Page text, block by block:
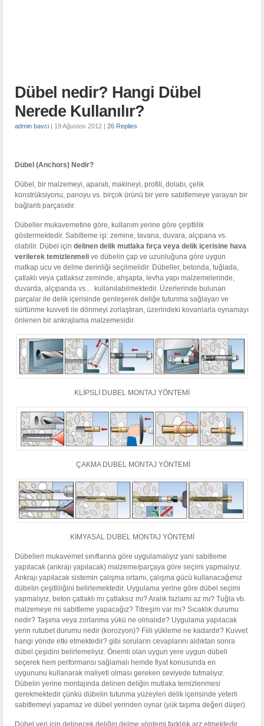
Dübel nedir? Hangi Dübel
Nerede Kullanılır?
admin bavci | 19 Ağustos 2012 |26 Replies
Dübel (Anchors) Nedir?
Dübel, bir malzemeyi, aparatı, makineyi, profili, dolabı, çelik
konstrüksiyonu, panoyu vs. birçok ürünü bir yere sabitlemeye yarayan bir
bağlantı parçasıdır.
Dübeller mukavemetine göre, kullanım yerine göre çeşitlilik
göstermektedir. Sabitleme işi: zemine, tavana, duvara, alçıpana vs.
olabilir. Dübel içindelinen delik mutlaka fırça veya delik içerisine hava
verilerek temizlenmeli ve dübelin çap ve uzunluğuna göre uygun
matkap ucu ve delme derinliği seçilmelidir. Dübeller, betonda, tuğlada,
çatlaklı veya çatlaksız zeminde, ahşapta, levha yapı malzemelerinde,
duvarda, alçıpanda vs… kullanılabilmektedir. Üzerlerinde bulunan
parçalar ile delik içerisinde genleşerek deliğe tutunma sağlayan ve
sürtünme kuvveti ile dönmeyi zorlaştıran, üzerindeki kovanlarla oynamayı
önlenen bir ankrajlama malzemesidir.
KLİPSLİ DUBEL MONTAJ YÖNTEMİ
ÇAKMA DUBEL MONTAJ YÖNTEMİ
KİMYASAL DUBEL MONTAJ YÖNTEMİ
Dübelleri mukavemet sınıflarına göre uygulamalıyız yani sabitleme
yapılacak (ankrajı yapılacak) malzeme/parçaya göre seçimi yapmalıyız.
Ankrajı yapılacak sistemin çalışma ortamı, çalışma gücü kullanacağımız
dübelin çeşitliliğini belirlemektedir. Uygulama yerine göre dübel seçimi
yapmalıyız, beton çatlaklı mı çatlaksız mı? Aralık fazlamı az mı? Tuğla vb.
malzemeye mi sabitleme yapacağız? Titreşim var mı? Sıcaklık durumu
nedir? Taşıma veya zorlanma yükü ne olmalıdır? Uygulama yapılacak
yerin rutubet durumu nedir (korozyon)? Fiili yükleme ne kadardır? Kuvvet
hangi yönde etki etmektedir? gibi soruların cevaplarını aldıktan sonra
dübel çeşidini belirlemeliyiz. Önemli olan uygun yere uygun dübeli
seçerek hem performansı sağlamalı hemde fiyat konusunda en
uygununu kullanarak maliyeti olması gereken seviyede tutmalıyız.
Dübelin yerine montajında delinen deliğin mutlaka temizlenmesi
gerekmektedir çünkü dübelin tutunma yüzeyleri delik içerisinde yeterli
sabitlemeyi yapamaz ve dübel yerinden oynar (yük taşıma değeri düşer).
Dübel yeri için delinecek deliğin delme yöntemi farklılık arz etmektedir